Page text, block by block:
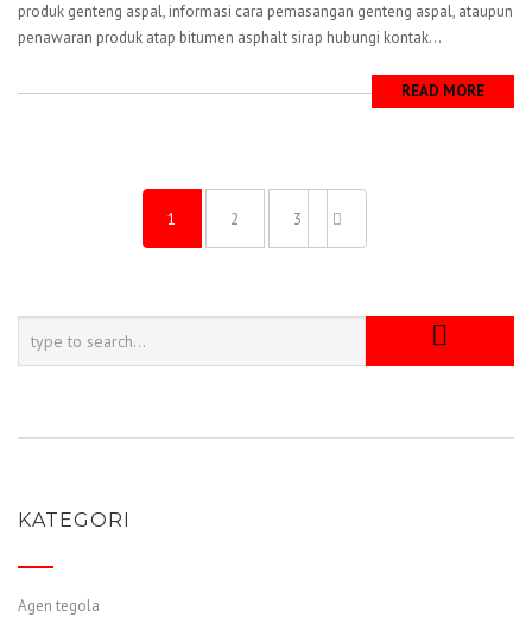
produk genteng aspal, informasi cara pemasangan genteng aspal, ataupun
penawaran produk atap bitumen asphalt sirap hubungi kontak...
READ MORE
1 2 3
KATEGORI
Agen tegola